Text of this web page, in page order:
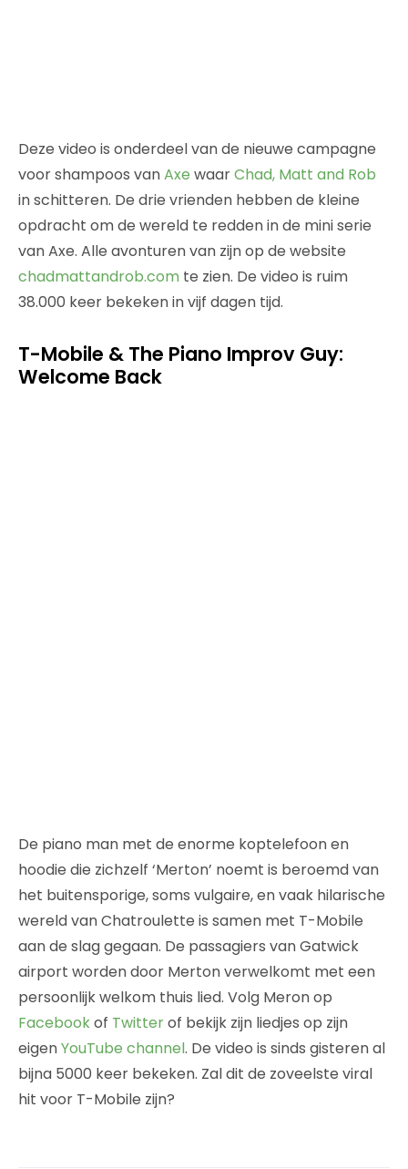
Deze video is onderdeel van de nieuwe campagne
voor shampoos vanAxe waarChad, Matt and Rob
in schitteren. De drie vrienden hebben de kleine
opdracht om de wereld te redden in de mini serie
van Axe. Alle avonturen van zijn op de website
chadmattandrob.com te zien. De video is ruim
38.000 keer bekeken in vijf dagen tijd.
T-Mobile & The Piano Improv Guy:
Welcome Back
De piano man met de enorme koptelefoon en
hoodie die zichzelf ‘Merton’ noemt is beroemd van
het buitensporige, soms vulgaire, en vaak hilarische
wereld van Chatroulette is samen met T-Mobile
aan de slag gegaan. De passagiers van Gatwick
airport worden door Merton verwelkomt met een
persoonlijk welkom thuis lied. Volg Meron op
Facebookof Twitterof bekijk zijn liedjes op zijn
eigenYouTube channel. De video is sinds gisteren al
bijna 5000 keer bekeken. Zal dit de zoveelste viral
hit voor T-Mobile zijn?